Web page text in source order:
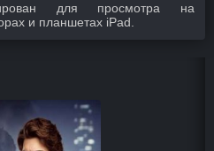
для просмотра на
и планшетах iPad.